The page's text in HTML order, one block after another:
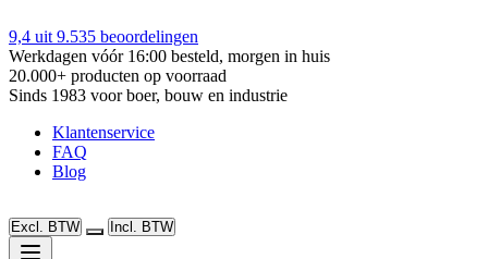
9,4 uit 9.535 beoordelingen
Werkdagen vóór 16:00 besteld, morgen in huis
20.000+ producten op voorraad
Sinds 1983 voor boer, bouw en industrie
Klantenservice
FAQ
Blog
Excl. BTW Incl. BTW